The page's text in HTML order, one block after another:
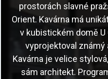
prostorách slavné
Orient. Kavárna má
v kubistickém domě U
vyprojektoval známý
Kavárna je velice
sám architekt.